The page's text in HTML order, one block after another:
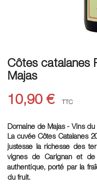
Côtes catalanes
Majas
10,90 € TTC
Domaine de Majas - Vins du
La cuvée Côtes Catalanes
justesse la richesse des
vignes de Carignan et
authentique, porté par la
du fruit.